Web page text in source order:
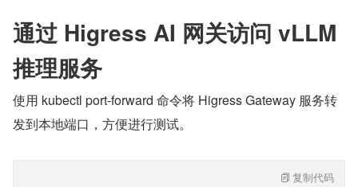
通过 Higress AI 网关访问 vLLM
推理服务
使用 kubectl port-forward 命令将 Higress Gateway 服务转
发到本地端口，方便进行测试。
复制代码